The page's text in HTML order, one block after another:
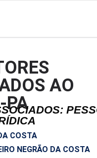
AO
PA
COSTA
NEGRÃO DA COSTA